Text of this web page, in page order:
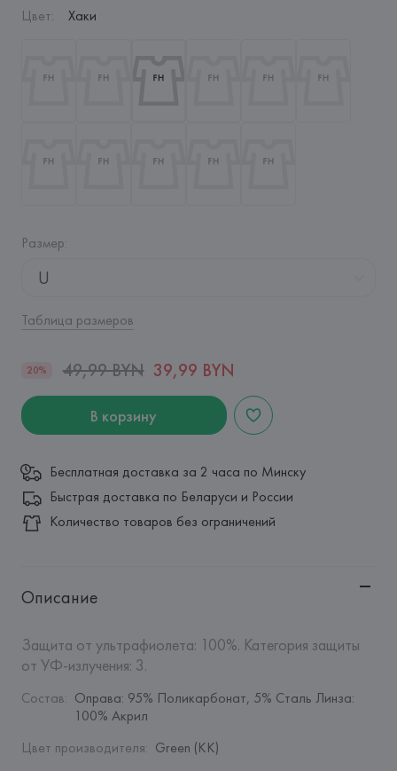
Цвет: Хаки
Размер:
U
Таблица размеров
20% 49,99 BYN 39,99 BYN
В корзину
Бесплатная доставка за 2 часа по Минску
Быстрая доставка по Беларуси и России
Количество товаров без ограничений
Описание
Защита от ультрафиолета: 100%. Категория защиты
от УФ-излучения: 3.
Состав: Оправа: 95% Поликарбонат, 5% Сталь Линза:
100% Акрил
Цвет производителя: Green (KK)